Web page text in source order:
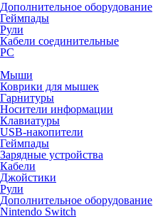
Дополнительное оборудование
Геймпады
Рули
Кабели соединительные
PC
Мыши
Коврики для мышек
Гарнитуры
Носители информации
Клавиатуры
USB-накопители
Геймпады
Зарядные устройства
Кабели
Джойстики
Рули
Дополнительное оборудование
Nintendo Switch